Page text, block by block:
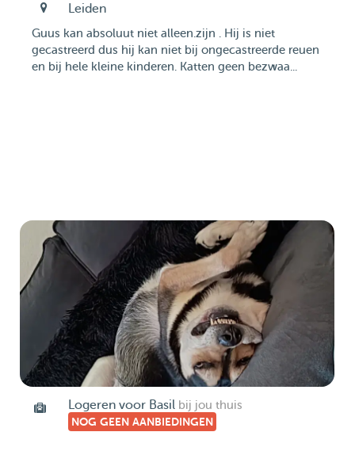
Leiden
Guus kan absoluut niet alleen.zijn . Hij is niet
gecastreerd dus hij kan niet bij ongecastreerde reuen
en bij hele kleine kinderen. Katten geen bezwaa...
Logeren voor Basil bij jou thuis
NOG GEEN AANBIEDINGEN